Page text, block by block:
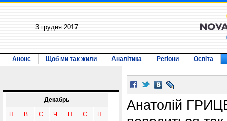
3 грудня 2017
Анонс Щоб ми так жили Аналітика Регіони Освіта
Декабрь
П В С Ч П С Н
Анатолій